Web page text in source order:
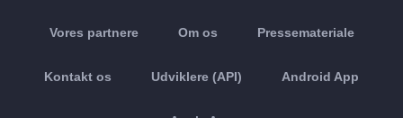
Vores partnere Om os Pressemateriale
Kontakt os Udviklere (API) Android App